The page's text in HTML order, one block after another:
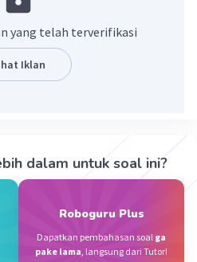
Iklan
Level 89
pembukaan untuk
dan dilakukan di
yang telah terverifikasi
Iklan
dalam untuk soal ini?
Roboguru Plus
Dapatkan pembahasan soal ga
pake lama, langsung dari Tutor!